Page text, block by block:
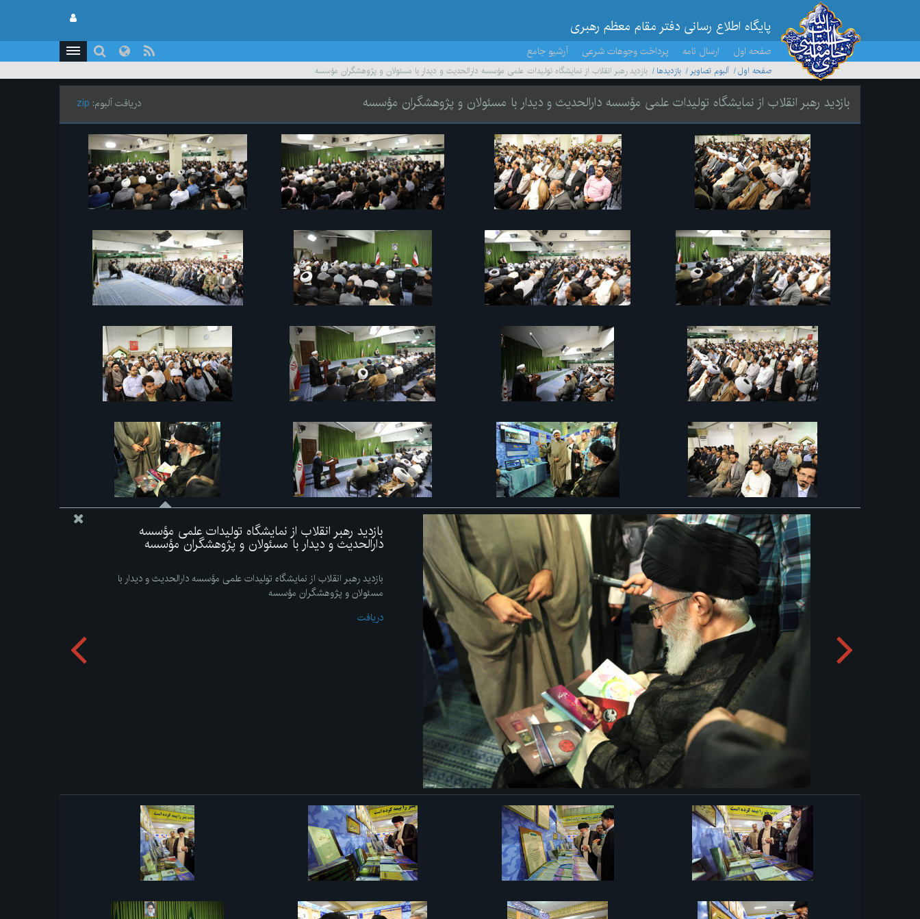
پایگاه اطلاع رسانی دفتر مقام معظم رهبری
صفحه اول ارسال نامه پرداخت وجوهات شرعی آرشیو جامع
صفحه اول آلبوم تصاویر بازديدها بازدید رهبر انقلاب از نمایشگاه تولیدات علمی مؤسسه دارالحدیث و دیدار با مسئولان و پژوهشگران مؤسسه
بازدید رهبر انقلاب از نمایشگاه تولیدات علمی مؤسسه دارالحدیث و دیدار با مسئولان و پژوهشگران مؤسسه دریافت آلبوم: zip
بازدید رهبر انقلاب از نمایشگاه تولیدات علمی مؤسسه
دارالحدیث و دیدار با مسئولان و پژوهشگران مؤسسه
بازدید رهبر انقلاب از نمایشگاه تولیدات علمی مؤسسه دارالحدیث و دیدار با
مسئولان و پژوهشگران مؤسسه
دریافت